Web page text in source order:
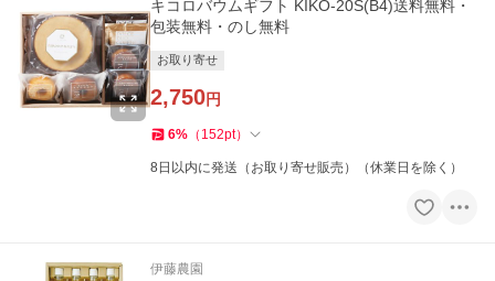
キコロバウムギフト KIKO-20S(B4)送料無料・
包装無料・のし無料
お取り寄せ
2,750円
6% （ 152pt）
8日以内に発送（お取り寄せ販売）（休業日を除く）
伊藤農園